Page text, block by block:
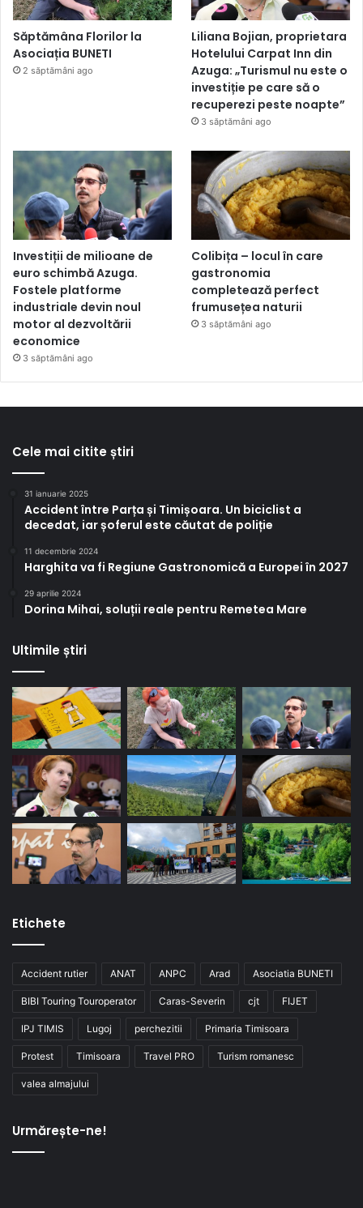
Săptămâna Florilor la
Asociația BUNETI
2 săptămâni ago
Liliana Bojian, proprietara
Hotelului Carpat Inn din
Azuga: „Turismul nu este o
investiție pe care să o
recuperezi peste noapte”
3 săptămâni ago
Investiții de milioane de
euro schimbă Azuga.
Fostele platforme
industriale devin noul
motor al dezvoltării
economice
3 săptămâni ago
Colibița – locul în care
gastronomia
completează perfect
frumusețea naturii
3 săptămâni ago
Cele mai citite știri
31 ianuarie 2025
Accident între Parța și Timișoara. Un biciclist a
decedat, iar șoferul este căutat de poliție
11 decembrie 2024
Harghita va fi Regiune Gastronomică a Europei în 2027
29 aprilie 2024
Dorina Mihai, soluții reale pentru Remetea Mare
Ultimile știri
Etichete
Accident rutier ANAT ANPC Arad Asociatia BUNETI
BIBI Touring Touroperator Caras-Severin cjt FIJET
IPJ TIMIS Lugoj perchezitii Primaria Timisoara
Protest Timisoara Travel PRO Turism romanesc
valea almajului
Urmărește-ne!